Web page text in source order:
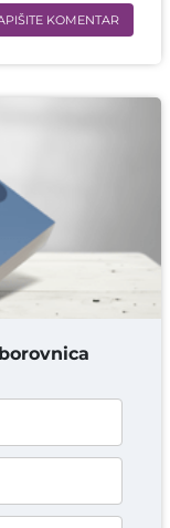
KOMENTAR